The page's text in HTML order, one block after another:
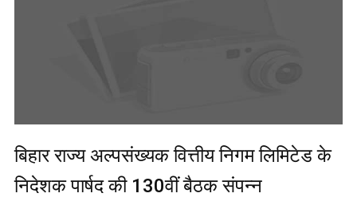
बिहार राज्य अल्पसंख्यक वित्तीय निगम लिमिटेड के
निदेशक पार्षद की 130वीं बैठक संपन्न